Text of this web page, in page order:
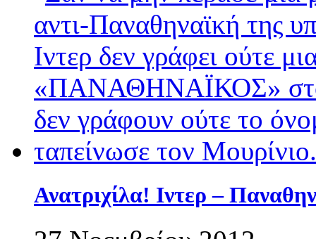
Ανατριχίλα! Ιντερ –